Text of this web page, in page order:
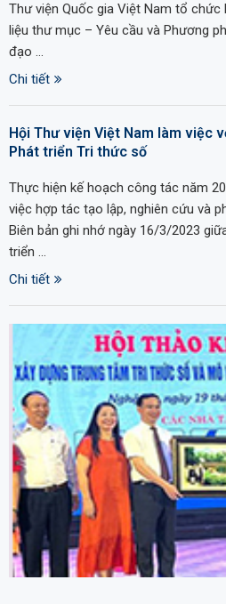
Thư viện Quốc gia Việt Nam tổ chức
liệu thư mục – Yêu cầu và Phương
đạo …
Chi tiết
Hội Thư viện Việt Nam làm việc
Phát triển Tri thức số
Thực hiện kế hoạch công tác năm
việc hợp tác tạo lập, nghiên cứu và
Biên bản ghi nhớ ngày 16/3/2023
triển …
Chi tiết